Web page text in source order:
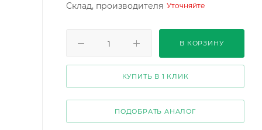
Склад, производителя Уточняйте
В КОРЗИНУ
КУПИТЬ В 1 КЛИК
ПОДОБРАТЬ АНАЛОГ